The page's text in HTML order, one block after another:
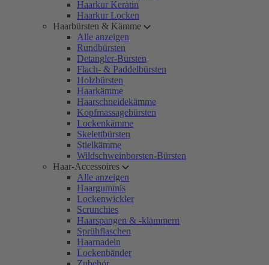
Haarkur Keratin
Haarkur Locken
Haarbürsten & Kämme
Alle anzeigen
Rundbürsten
Detangler-Bürsten
Flach- & Paddelbürsten
Holzbürsten
Haarkämme
Haarschneidekämme
Kopfmassagebürsten
Lockenkämme
Skelettbürsten
Stielkämme
Wildschweinborsten-Bürsten
Haar-Accessoires
Alle anzeigen
Haargummis
Lockenwickler
Scrunchies
Haarspangen & -klammern
Sprühflaschen
Haarnadeln
Lockenbänder